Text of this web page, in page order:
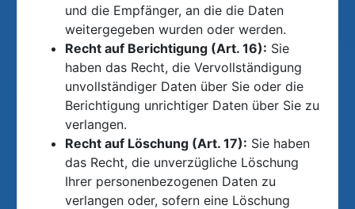
und die Empfänger, an die die Daten
weitergegeben wurden oder werden.
Recht auf Berichtigung (Art. 16): Sie
haben das Recht, die Vervollständigung
unvollständiger Daten über Sie oder die
Berichtigung unrichtiger Daten über Sie zu
verlangen.
Recht auf Löschung (Art. 17): Sie haben
das Recht, die unverzügliche Löschung
Ihrer personenbezogenen Daten zu
verlangen oder, sofern eine Löschung